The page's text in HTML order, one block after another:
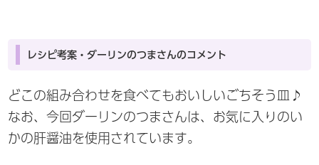
レシピ考案・ダーリンのつまさんのコメント
どこの組み合わせを食べてもおいしいごちそう皿♪
なお、今回ダーリンのつまさんは、お気に入りのい
かの肝醤油を使用されています。